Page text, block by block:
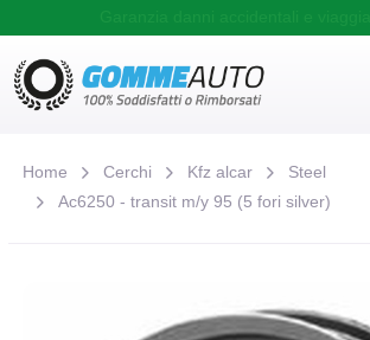
Home Cerchi Kfz alcar
Steel
Ac6250 - transit m/y 95 (5 fori silver)